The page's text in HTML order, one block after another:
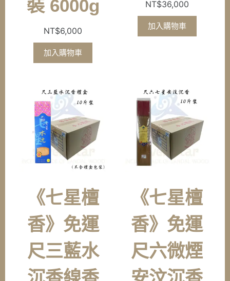
裝 6000g
NT$6,000
加入購物車
NT$36,000
加入購物車
《七星檀
香》免運
尺三藍水
《七星檀
香》免運
尺六微煙